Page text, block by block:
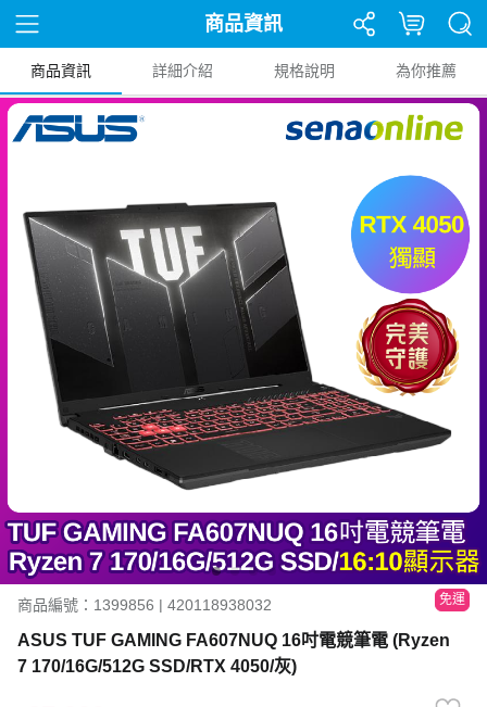
商品資訊
商品資訊 詳細介紹 規格說明 為你推薦
商品編號：1399856 | 420118938032 免運
ASUS TUF GAMING FA607NUQ 16吋電競筆電 (Ryzen
7 170/16G/512G SSD/RTX 4050/灰)